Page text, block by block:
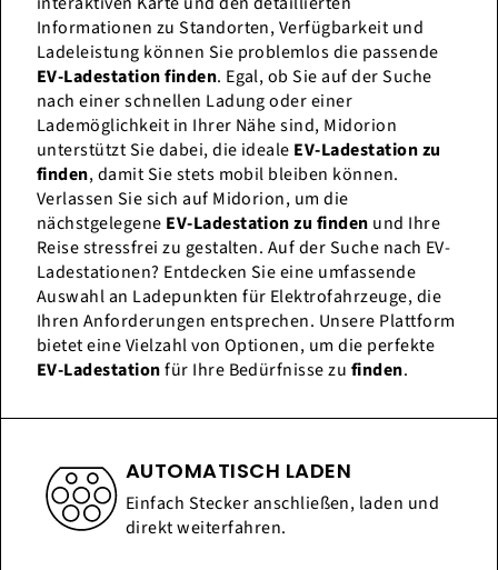
Informationen zu Standorten, Verfügbarkeit und
Ladeleistung können Sie problemlos die passende
EV-Ladestation finden. Egal, ob Sie auf der Suche
nach einer schnellen Ladung oder einer
Lademöglichkeit in Ihrer Nähe sind, Midorion
unterstützt Sie dabei, die ideale EV-Ladestation zu
finden, damit Sie stets mobil bleiben können.
Verlassen Sie sich auf Midorion, um die
nächstgelegene EV-Ladestation zu finden und Ihre
Reise stressfrei zu gestalten. Auf der Suche nach EV-
Ladestationen? Entdecken Sie eine umfassende
Auswahl an Ladepunkten für Elektrofahrzeuge, die
Ihren Anforderungen entsprechen. Unsere Plattform
bietet eine Vielzahl von Optionen, um die perfekte
EV-Ladestationfür Ihre Bedürfnisse zu finden.
AUTOMATISCH LADEN
Einfach Stecker anschließen, laden und
direkt weiterfahren.